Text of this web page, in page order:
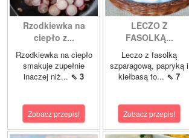
Rzodkiewka na
ciepło z...
Rzodkiewka na ciepło
smakuje zupełnie
inaczej niż... ⇖ 3
Zobacz przepis!
LECZO Z
FASOLKĄ...
Leczo z fasolką
szparagową, papryką i
kiełbasą to... ⇖ 7
Zobacz przepis!